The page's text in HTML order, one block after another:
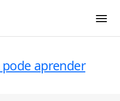
aprender